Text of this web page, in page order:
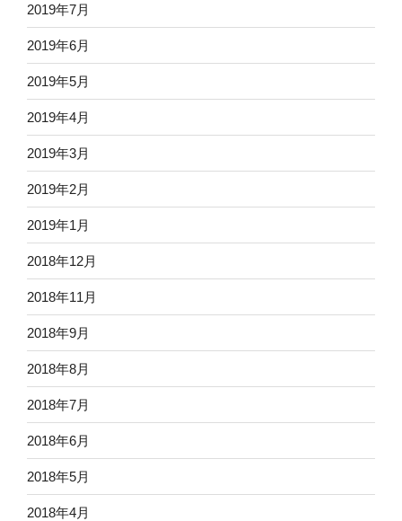
2019年7月
2019年6月
2019年5月
2019年4月
2019年3月
2019年2月
2019年1月
2018年12月
2018年11月
2018年9月
2018年8月
2018年7月
2018年6月
2018年5月
2018年4月